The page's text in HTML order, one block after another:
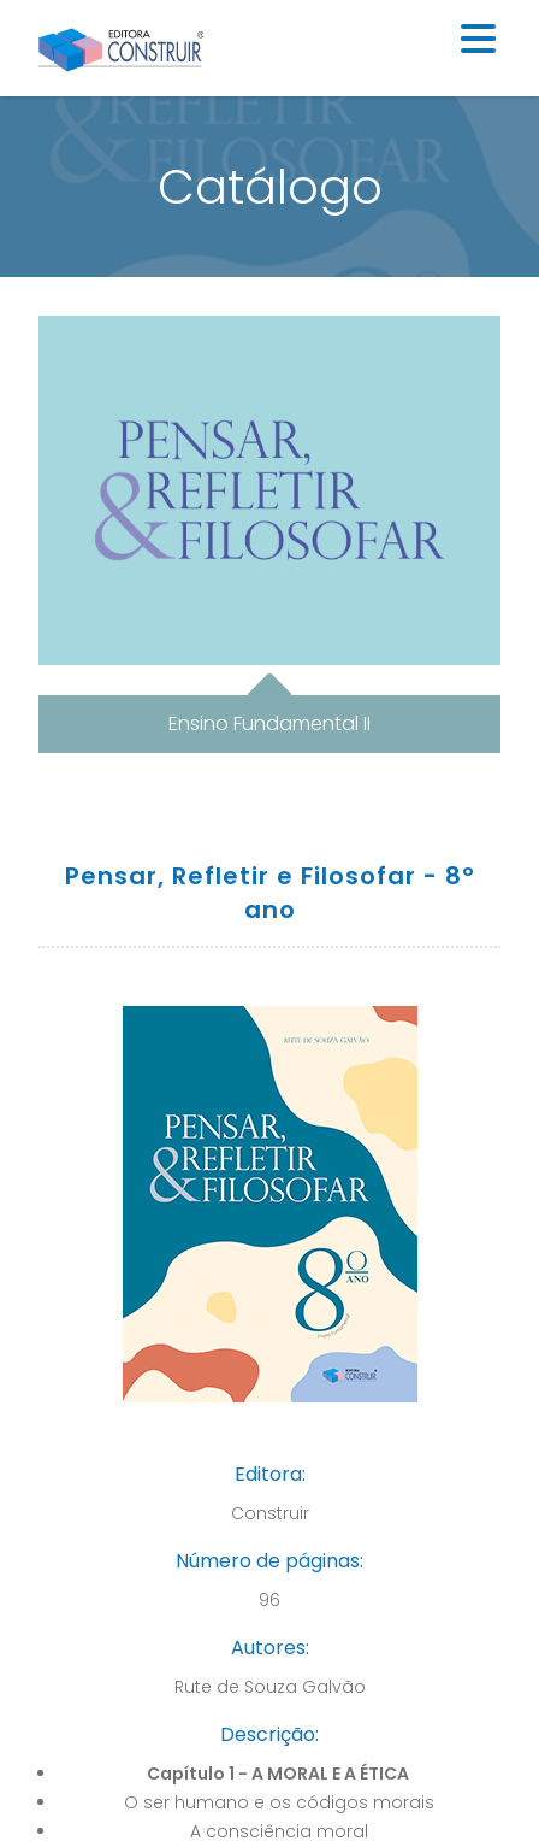
Institucional
Educação Infantil
Ensino Fundamental I
Contato
Construir Digital
Catálogo
Ensino Fundamental II
Pensar, Refletir e Filosofar - 8º
ano
Editora:
Construir
Número de páginas:
96
Autores:
Rute de Souza Galvão
Descrição:
Capítulo 1 - A MORAL E A ÉTICA
O ser humano e os códigos morais
A consciência moral